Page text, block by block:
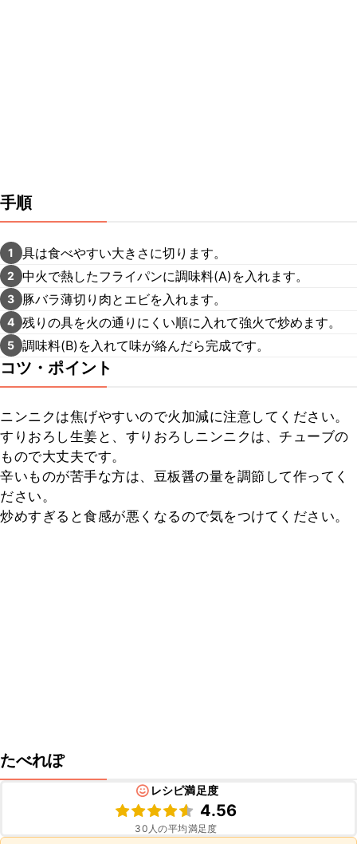
手順
1 具は食べやすい大きさに切ります。
2 中火で熱したフライパンに調味料(A)を入れます。
3 豚バラ薄切り肉とエビを入れます。
4 残りの具を火の通りにくい順に入れて強火で炒めます。
5 調味料(B)を入れて味が絡んだら完成です。
コツ・ポイント
ニンニクは焦げやすいので火加減に注意してください。
すりおろし生姜と、すりおろしニンニクは、チューブの
もので大丈夫です。
辛いものが苦手な方は、豆板醤の量を調節して作ってく
ださい。
炒めすぎると食感が悪くなるので気をつけてください。
たべれぽ
レシピ満足度
4.56
30 人の平均満足度